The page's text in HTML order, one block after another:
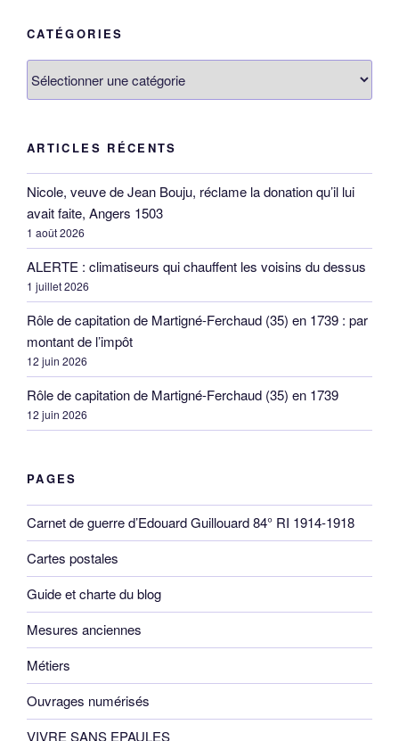
CATÉGORIES
ARTICLES RÉCENTS
Nicole, veuve de Jean Bouju, réclame la donation qu’il lui
avait faite, Angers 1503
1 août 2026
ALERTE : climatiseurs qui chauffent les voisins du dessus
1 juillet 2026
Rôle de capitation de Martigné-Ferchaud (35) en 1739 : par
montant de l’impôt
12 juin 2026
Rôle de capitation de Martigné-Ferchaud (35) en 1739
12 juin 2026
PAGES
Carnet de guerre d’Edouard Guillouard 84° RI 1914-1918
Cartes postales
Guide et charte du blog
Mesures anciennes
Métiers
Ouvrages numérisés
VIVRE SANS EPAULES